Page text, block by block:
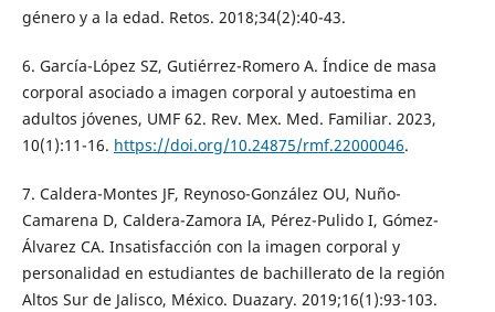
género y a la edad. Retos. 2018;34(2):40-43.
6. García-López SZ, Gutiérrez-Romero A. Índice de masa
corporal asociado a imagen corporal y autoestima en
adultos jóvenes, UMF 62. Rev. Mex. Med. Familiar. 2023,
10(1):11-16. https://doi.org/10.24875/rmf.22000046.
7. Caldera-Montes JF, Reynoso-González OU, Nuño-
Camarena D, Caldera-Zamora IA, Pérez-Pulido I, Gómez-
Álvarez CA. Insatisfacción con la imagen corporal y
personalidad en estudiantes de bachillerato de la región
Altos Sur de Jalisco, México. Duazary. 2019;16(1):93-103.